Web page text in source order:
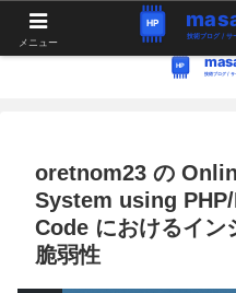
WordPress・Linux
oretnom23 の
System using
Code におけるイン
脆弱性
メニュー